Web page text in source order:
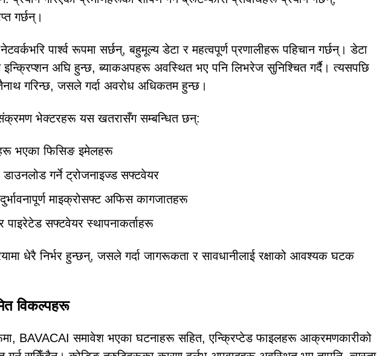
गर्छन्।
पार्श्व रूपमा सर्छन्, बहुमूल्य डेटा र महत्वपूर्ण प्रणालीहरू पहिचान गर्छन्। डेटा
इन्क्रिप्शन अघि हुन्छ, ब्याकअपहरू अवस्थित भए पनि लिभरेज सुनिश्चित गर्दै। त्यसपछि
गरिन्छ, जसले गर्दा अवरोध अधिकतम हुन्छ।
भेक्टरहरू यस खतरासँग सम्बन्धित छन्:
भएका फिसिङ इमेलहरू
गर्ने ट्रोजनाइज्ड सफ्टवेयर
माइक्रोसफ्ट अफिस कागजातहरू
सफ्टवेयर स्थापनाकर्ताहरू
धेरै निर्भर हुन्छन्, जसले गर्दा जागरूकता र सावधानीलाई रक्षाको आवश्यक घटक
विकल्पहरू
BAVACAI समावेश भएका घटनाहरू सहित, एन्क्रिप्टेड फाइलहरू आक्रमणकारीको